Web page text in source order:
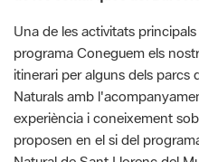
itinerari per alguns dels parcs
Naturals amb
experiència i coneixement
proposen en el si del
Natural de Sant Llorenç del
Reserva de la Biosfera del
Corredor, el Parc del Castell